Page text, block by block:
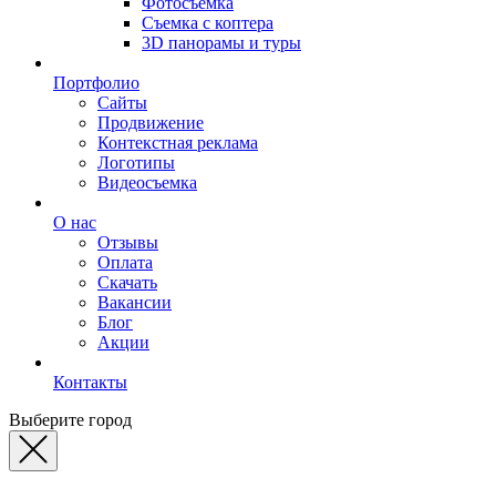
Съемка с коптера
3D панорамы и туры
Портфолио
Сайты
Продвижение
Контекстная реклама
Логотипы
Видеосъемка
О нас
Отзывы
Оплата
Скачать
Вакансии
Блог
Акции
Контакты
Выберите город